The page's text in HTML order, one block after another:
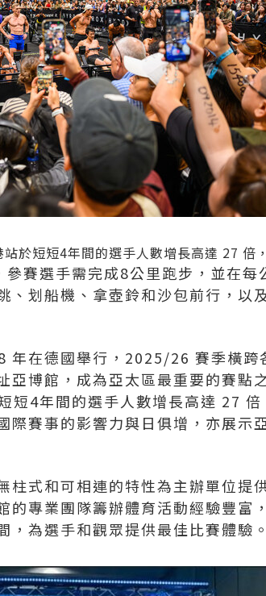
於短短4年間的選手人數增長高達 27 倍
賽選手需完成8公里跑步，並在每
、划船機、拿壺鈴和沙包前行，以
年在德國舉行，2025/26 賽季橫跨
亞博館，成為亞太區最重要的賽點
短4年間的選手人數增長高達 27
際賽事的影響力與日俱增，亦展示
柱式和可相連的特性為主辦單位提
的專業團隊籌辦體育活動經驗豐富
，為選手和觀眾提供最佳比賽體驗。